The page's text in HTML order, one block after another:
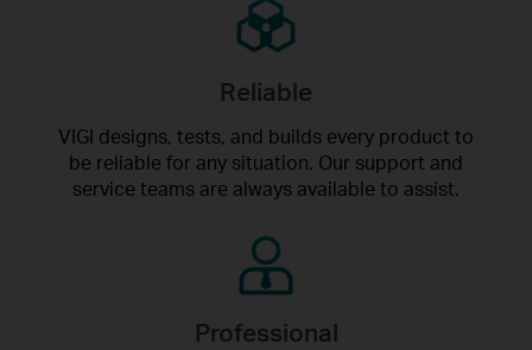
Reliable
VIGI designs, tests, and builds every product to
be reliable for any situation. Our support and
service teams are always available to assist.
Professional